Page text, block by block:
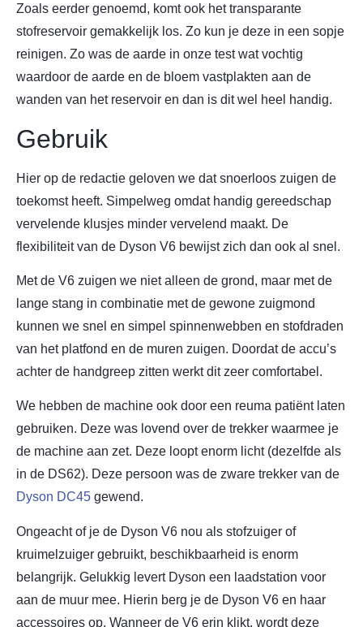
Zoals eerder genoemd, komt ook het transparante
stofreservoir gemakkelijk los. Zo kun je deze in een sopje
reinigen. Zo was de aarde in onze test wat vochtig
waardoor de aarde en de bloem vastplakten aan de
wanden van het reservoir en dan is dit wel heel handig.
Gebruik
Hier op de redactie geloven we dat snoerloos zuigen de
toekomst heeft. Simpelweg omdat handig gereedschap
vervelende klusjes minder vervelend maakt. De
flexibiliteit van de Dyson V6 bewijst zich dan ook al snel.
Met de V6 zuigen we niet alleen de grond, maar met de
lange stang in combinatie met de gewone zuigmond
kunnen we snel en simpel spinnenwebben en stofdraden
van het platfond en de muren zuigen. Doordat de accu’s
achter de handgreep zitten werkt dit zeer comfortabel.
We hebben de machine ook door een reuma patiënt laten
gebruiken. Deze was lovend over de trekker waarmee je
de machine aan zet. Deze loopt enorm licht (dezelfde als
in de DS62). Deze persoon was de zware trekker van de
Dyson DC45 gewend.
Ongeacht of je de Dyson V6 nou als stofzuiger of
kruimelzuiger gebruikt, beschikbaarheid is enorm
belangrijk. Gelukkig levert Dyson een laadstation voor
aan de muur mee. Hierin berg je de Dyson V6 en haar
accessoires op. Wanneer de V6 erin klikt, wordt deze